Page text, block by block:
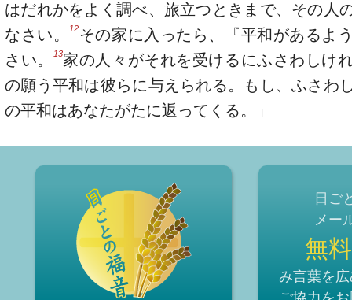
はだれかをよく調べ、旅立つときまで、その人
なさい。12その家に入ったら、『平和があるよ
さい。
13家の人々がそれを受けるにふさわしけ
の願う平和は彼らに与えられる。もし、ふさわ
の平和はあなたがたに返ってくる。」
日ご
メー
無料
み言葉を